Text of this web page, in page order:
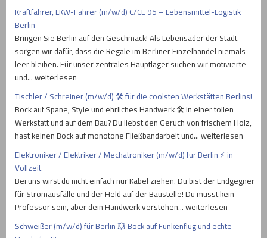
Kraftfahrer, LKW-Fahrer (m/w/d) C/CE 95 – Lebensmittel-Logistik
Berlin
Bringen Sie Berlin auf den Geschmack! Als Lebensader der Stadt
sorgen wir dafür, dass die Regale im Berliner Einzelhandel niemals
leer bleiben. Für unser zentrales Hauptlager suchen wir motivierte
und… weiterlesen
Tischler / Schreiner (m/w/d) 🛠️ für die coolsten Werkstätten Berlins!
Bock auf Späne, Style und ehrliches Handwerk 🛠️ in einer tollen
Werkstatt und auf dem Bau? Du liebst den Geruch von frischem Holz,
hast keinen Bock auf monotone Fließbandarbeit und… weiterlesen
Elektroniker / Elektriker / Mechatroniker (m/w/d) für Berlin ⚡ in
Vollzeit
Bei uns wirst du nicht einfach nur Kabel ziehen. Du bist der Endgegner
für Stromausfälle und der Held auf der Baustelle! Du musst kein
Professor sein, aber dein Handwerk verstehen… weiterlesen
Schweißer (m/w/d) für Berlin 💥 Bock auf Funkenflug und echte